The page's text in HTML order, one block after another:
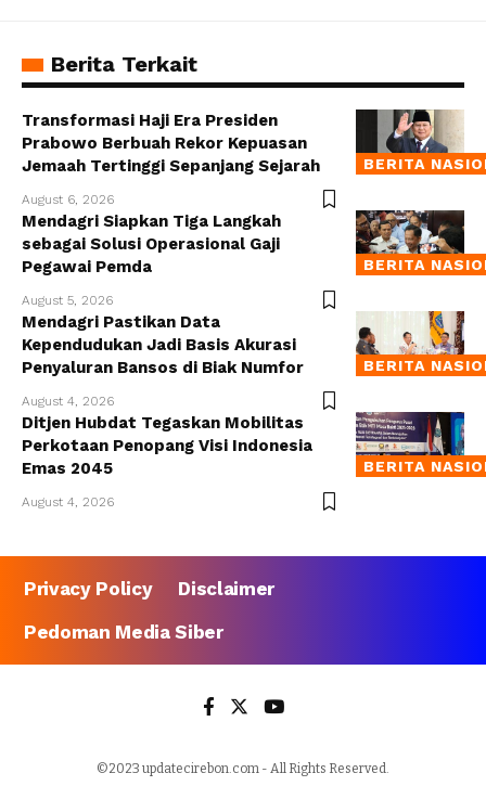
Berita Terkait
BERITA
Transformasi Haji Era Presiden
Prabowo Berbuah Rekor Kepuasan
Jemaah Tertinggi Sepanjang Sejarah
August 6, 2026
BERITA
Mendagri Siapkan Tiga Langkah
sebagai Solusi Operasional Gaji
Pegawai Pemda
August 5, 2026
BERITA
Mendagri Pastikan Data
Kependudukan Jadi Basis Akurasi
Penyaluran Bansos di Biak Numfor
August 4, 2026
BERITA
Ditjen Hubdat Tegaskan Mobilitas
Perkotaan Penopang Visi Indonesia
Emas 2045
August 4, 2026
Privacy Policy
Disclaimer
Pedoman Media Siber
©2023 updatecirebon.com - All Rights Reserved.